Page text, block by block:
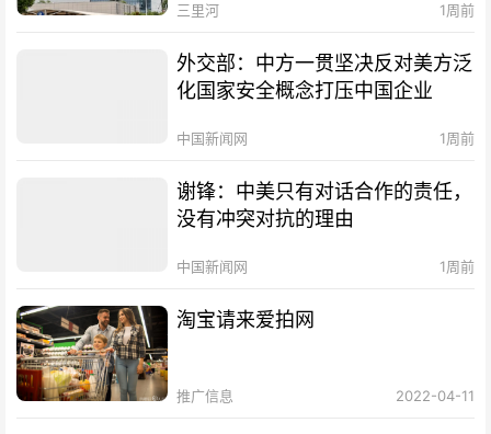
三里河 1周前
外交部：中方一贯坚决反对美方泛
化国家安全概念打压中国企业
中国新闻网 1周前
谢锋：中美只有对话合作的责任，
没有冲突对抗的理由
中国新闻网 1周前
淘宝请来爱拍网
推广信息 2022-04-11